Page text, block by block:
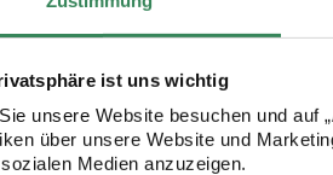
ist uns wichtig
unsere Website besuchen und auf
über unsere Website und
Medien anzuzeigen.